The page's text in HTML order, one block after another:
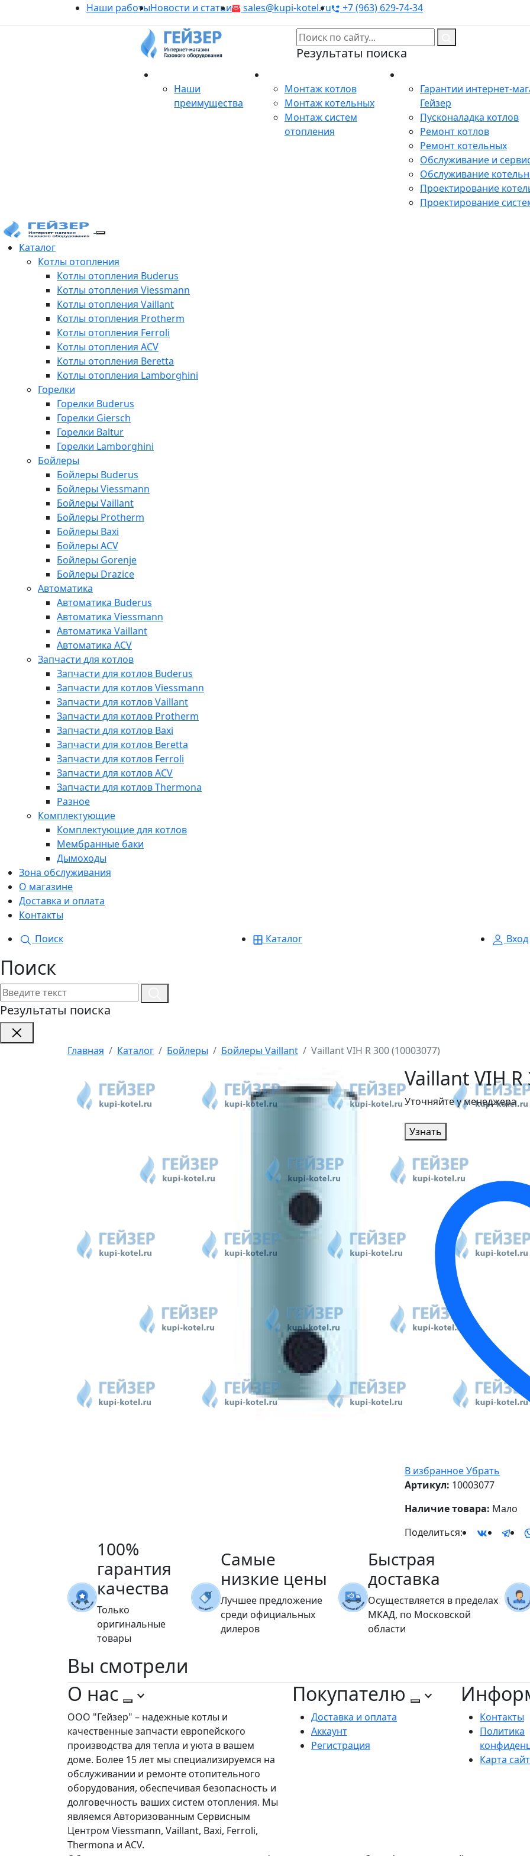
Наши работыНовости и статьи sales@kupi-kotel.ru +7 (963) 629-74-34
Результаты поиска
Наши
преимущества
Монтаж котлов
Монтаж котельных
Монтаж систем
отопления
Гарантии интернет-
Гейзер
Пусконаладка котлов
Ремонт котлов
Ремонт котельных
Обслуживание и
Обслуживание
Проектирование
Проектирование
Каталог
Котлы отопления
Котлы отопления Buderus
Котлы отопления Viessmann
Котлы отопления Vaillant
Котлы отопления Protherm
Котлы отопления Ferroli
Котлы отопления ACV
Котлы отопления Beretta
Котлы отопления Lamborghini
Горелки
Горелки Buderus
Горелки Giersch
Горелки Baltur
Горелки Lamborghini
Бойлеры
Бойлеры Buderus
Бойлеры Viessmann
Бойлеры Vaillant
Бойлеры Protherm
Бойлеры Baxi
Бойлеры ACV
Бойлеры Gorenje
Бойлеры Drazice
Автоматика
Автоматика Buderus
Автоматика Viessmann
Автоматика Vaillant
Автоматика ACV
Запчасти для котлов
Запчасти для котлов Buderus
Запчасти для котлов Viessmann
Запчасти для котлов Vaillant
Запчасти для котлов Protherm
Запчасти для котлов Baxi
Запчасти для котлов Beretta
Запчасти для котлов Ferroli
Запчасти для котлов ACV
Запчасти для котлов Thermona
Разное
Комплектующие
Комплектующие для котлов
Мембранные баки
Дымоходы
Зона обслуживания
О магазине
Доставка и оплата
Контакты
Поиск
Каталог Вход
Поиск
Результаты поиска
Главная Каталог Бойлеры Бойлеры Vaillant Vaillant VIH R 300 (10003077)
Vaillant VIH R
Уточняйте у менеджера
Узнать
В избранноеУбрать
Артикул: 10003077
Наличие товара: Мало
Поделиться:
100%
гарантия
качества
Только
оригинальные
товары
Самые
низкие цены
Лучшее предложение
среди официальных
дилеров
Быстрая
доставка
Осуществляется в пределах
МКАД, по Московской
области
Вы смотрели
О нас
ООО "Гейзер" – надежные котлы и
качественные запчасти европейского
производства для тепла и уюта в вашем
доме. Более 15 лет мы специализируемся на
обслуживании и ремонте отопительного
оборудования, обеспечивая безопасность и
долговечность ваших систем отопления. Мы
являемся Авторизованным Сервисным
Центром Viessmann, Vaillant, Baxi, Ferroli,
Thermona и ACV.
Покупателю
Доставка и оплата
Аккаунт
Регистрация
Контакты
Политика
Карта